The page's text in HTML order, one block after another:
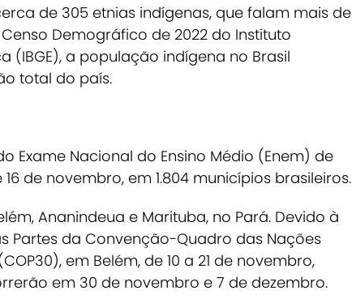
de 305 etnias indígenas, que falam mais de
Demográfico de 2022 do Instituto
(IBGE), a população indígena no Brasil
total do país.
Exame Nacional do Ensino Médio (Enem) de
de novembro, em 1.804 municípios brasileiros.
Ananindeua e Marituba, no Pará. Devido à
Partes da Convenção-Quadro das Nações
em Belém, de 10 a 21 de novembro,
em 30 de novembro e 7 de dezembro.